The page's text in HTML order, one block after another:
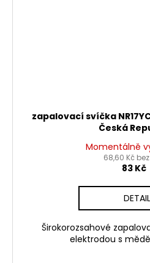
zapalovací svíčka
Česká
Momentálně
68,60 Kč bez
83 Kč
DETAIL
Širokorozsahové
elektrodou s